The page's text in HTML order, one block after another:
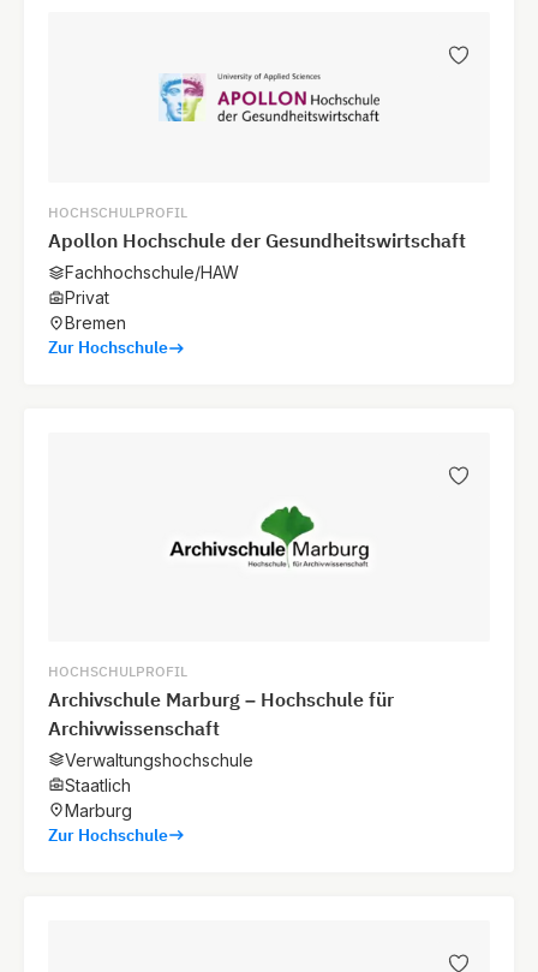
HOCHSCHULPROFIL
Apollon Hochschule der Gesundheitswirtschaft
Fachhochschule/HAW
Privat
Bremen
Zur Hochschule
HOCHSCHULPROFIL
Archivschule Marburg – Hochschule für
Archivwissenschaft
Verwaltungshochschule
Staatlich
Marburg
Zur Hochschule